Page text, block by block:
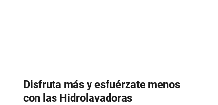
Disfruta más y esfuérzate menos
con las Hidrolavadoras